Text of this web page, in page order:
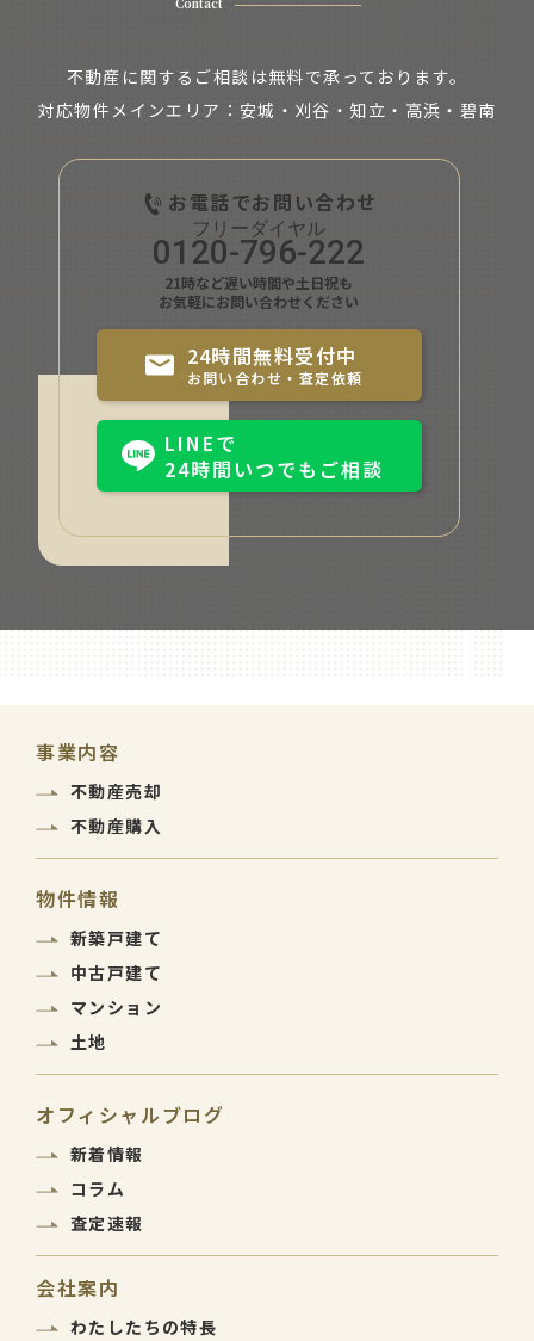
不動産に関するご相談は無料で承っております。
対応物件メインエリア：安城・刈谷・知立・ 高浜・碧南
お電話でお問い合わせ
0120-796-222
21時など遅い時間や土日祝も
お気軽にお問い合わせください
24時間無料受付中
お問い合わせ・査定依頼
LINEで
24時間いつでもご相談
事業内容
不動産売却
不動産購入
物件情報
新築戸建て
中古戸建て
マンション
土地
オフィシャルブログ
新着情報
コラム
査定速報
会社案内
わたしたちの特長